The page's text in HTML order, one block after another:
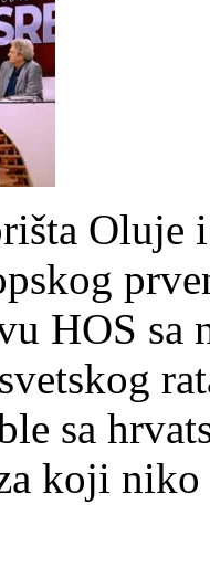
HOS
sa
koji